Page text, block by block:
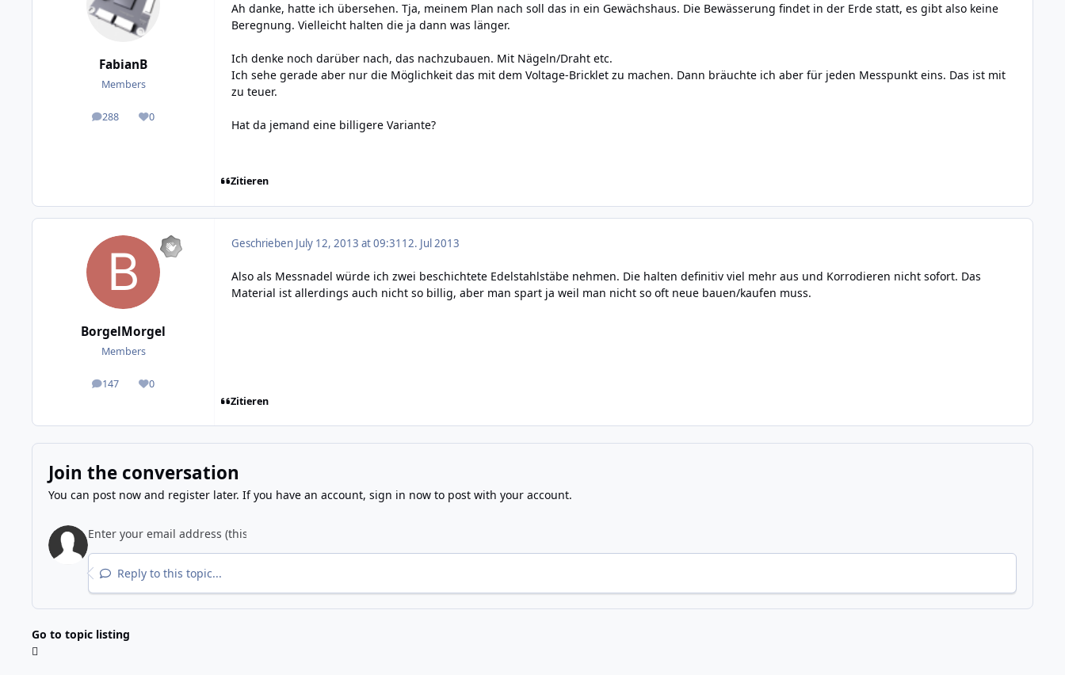
FabianB
Members
288
posts 0
Reputation
Ah danke, hatte ich übersehen. Tja, meinem Plan nach soll das in ein Gewächshaus. Die Bewässerung findet in der Erde statt, es gibt also keine
Beregnung. Vielleicht halten die ja dann was länger.
Ich denke noch darüber nach, das nachzubauen. Mit Nägeln/Draht etc.
Ich sehe gerade aber nur die Möglichkeit das mit dem Voltage-Bricklet zu machen. Dann bräuchte ich aber für jeden Messpunkt eins. Das ist mit
zu teuer.
Hat da jemand eine billigere Variante?
Zitieren
BorgelMorgel
Members
147
posts 0
Reputation
Geschrieben July 12, 2013 at 09:31 12. Jul 2013
Also als Messnadel würde ich zwei beschichtete Edelstahlstäbe nehmen. Die halten definitiv viel mehr aus und Korrodieren nicht sofort. Das
Material ist allerdings auch nicht so billig, aber man spart ja weil man nicht so oft neue bauen/kaufen muss.
Zitieren
Join the conversation
You can post now and register later. If you have an account, sign in nowto post with your account.
Reply to this topic...
Go to topic listing